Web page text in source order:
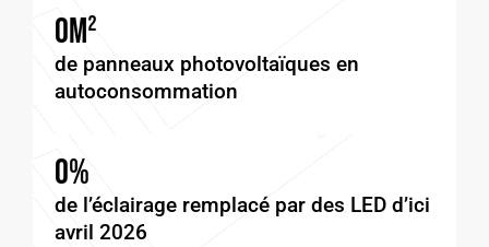
de panneaux photovoltaïques en
autoconsommation
0m²
de l’éclairage remplacé par des LED d’ici
avril 2026
0%